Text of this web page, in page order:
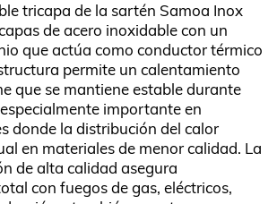
tricapa de la sartén Samoa Inox
de acero inoxidable con un
que actúa como conductor térmico
permite un calentamiento
que se mantiene estable durante
importante en
donde la distribución del calor
en materiales de menor calidad. La
de alta calidad asegura
con fuegos de gas, eléctricos,